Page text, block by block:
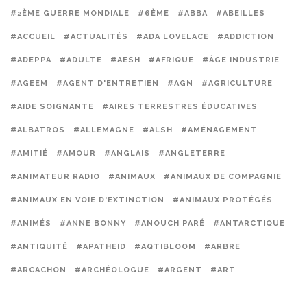
#2ÈME GUERRE MONDIALE #6ÈME #ABBA #ABEILLES
#ACCUEIL #ACTUALITÉS #ADA LOVELACE #ADDICTION
#ADEPPA #ADULTE #AESH #AFRIQUE #ÂGE INDUSTRIE
#AGEEM #AGENT D'ENTRETIEN #AGN #AGRICULTURE
#AIDE SOIGNANTE #AIRES TERRESTRES ÉDUCATIVES
#ALBATROS #ALLEMAGNE #ALSH #AMÉNAGEMENT
#AMITIÉ #AMOUR #ANGLAIS #ANGLETERRE
#ANIMATEUR RADIO #ANIMAUX #ANIMAUX DE COMPAGNIE
#ANIMAUX EN VOIE D'EXTINCTION #ANIMAUX PROTÉGÉS
#ANIMÉS #ANNE BONNY #ANOUCH PARÉ #ANTARCTIQUE
#ANTIQUITÉ #APATHEID #AQTIBLOOM #ARBRE
#ARCACHON #ARCHÉOLOGUE #ARGENT #ART